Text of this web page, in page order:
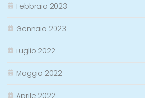
Febbraio 2023
Gennaio 2023
Luglio 2022
Maggio 2022
Aprile 2022